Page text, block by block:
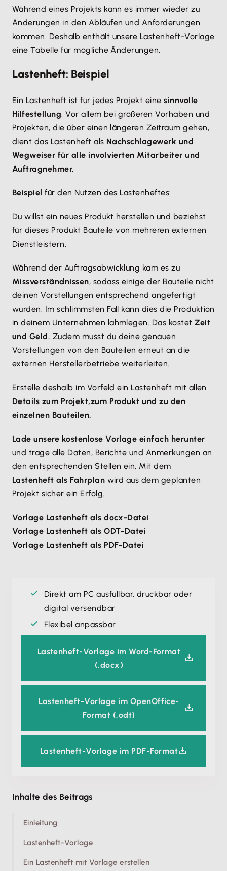
Während eines Projekts kann es immer wieder zu
Änderungen in den Abläufen und Anforderungen
kommen. Deshalb enthält unsere Lastenheft-Vorlage
eine Tabelle für mögliche Änderungen.
Lastenheft: Beispiel
Ein Lastenheft ist für jedes Projekt eine sinnvolle
Hilfestellung. Vor allem bei größeren Vorhaben und
Projekten, die über einen längeren Zeitraum gehen,
dient das Lastenheft als Nachschlagewerk und
Wegweiser für alle involvierten Mitarbeiter und
Auftragnehmer.
Beispiel für den Nutzen des Lastenheftes:
Du willst ein neues Produkt herstellen und beziehst
für dieses Produkt Bauteile von mehreren externen
Dienstleistern.
Während der Auftragsabwicklung kam es zu
Missverständnissen, sodass einige der Bauteile nicht
deinen Vorstellungen entsprechend angefertigt
wurden. Im schlimmsten Fall kann dies die Produktion
in deinem Unternehmen lahmlegen. Das kostet Zeit
und Geld. Zudem musst du deine genauen
Vorstellungen von den Bauteilen erneut an die
externen Herstellerbetriebe weiterleiten.
Erstelle deshalb im Vorfeld ein Lastenheft mit allen
Details zum Projekt,zum Produkt und zu den
einzelnen Bauteilen.
Lade unsere kostenlose Vorlage einfach herunter
und trage alle Daten, Berichte und Anmerkungen an
den entsprechenden Stellen ein. Mit dem
Lastenheft als Fahrplan wird aus dem geplanten
Projekt sicher ein Erfolg.
Vorlage Lastenheft als docx-Datei
Vorlage Lastenheft als ODT-Datei
Vorlage Lastenheft als PDF-Datei
Direkt am PC ausfüllbar, druckbar oder
digital versendbar
Flexibel anpassbar
Lastenheft-Vorlage im Word-Format
(.docx)
Lastenheft-Vorlage im OpenOffice-
Format (.odt)
Lastenheft-Vorlage im PDF-Format
Inhalte des Beitrags
Einleitung
Lastenheft-Vorlage
Ein Lastenheft mit Vorlage erstellen